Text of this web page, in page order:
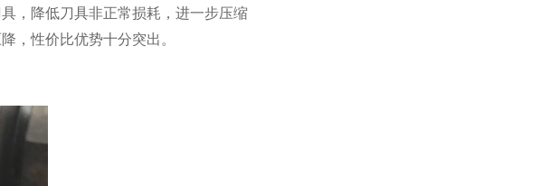
，降低刀具非正常损耗，进一步压缩
，性价比优势十分突出。